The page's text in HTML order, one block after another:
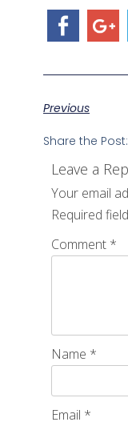
Previous
Share the Post:
Leave a
Your email
Required
Comment *
Name *
Email *